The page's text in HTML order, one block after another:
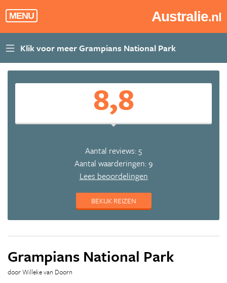
MENU Australie.nl
8,8
Aantal reviews: 5
Aantal waarderingen: 9
Lees beoordelingen
BEKIJK REIZEN
Grampians National Park
door Willeke van Doorn